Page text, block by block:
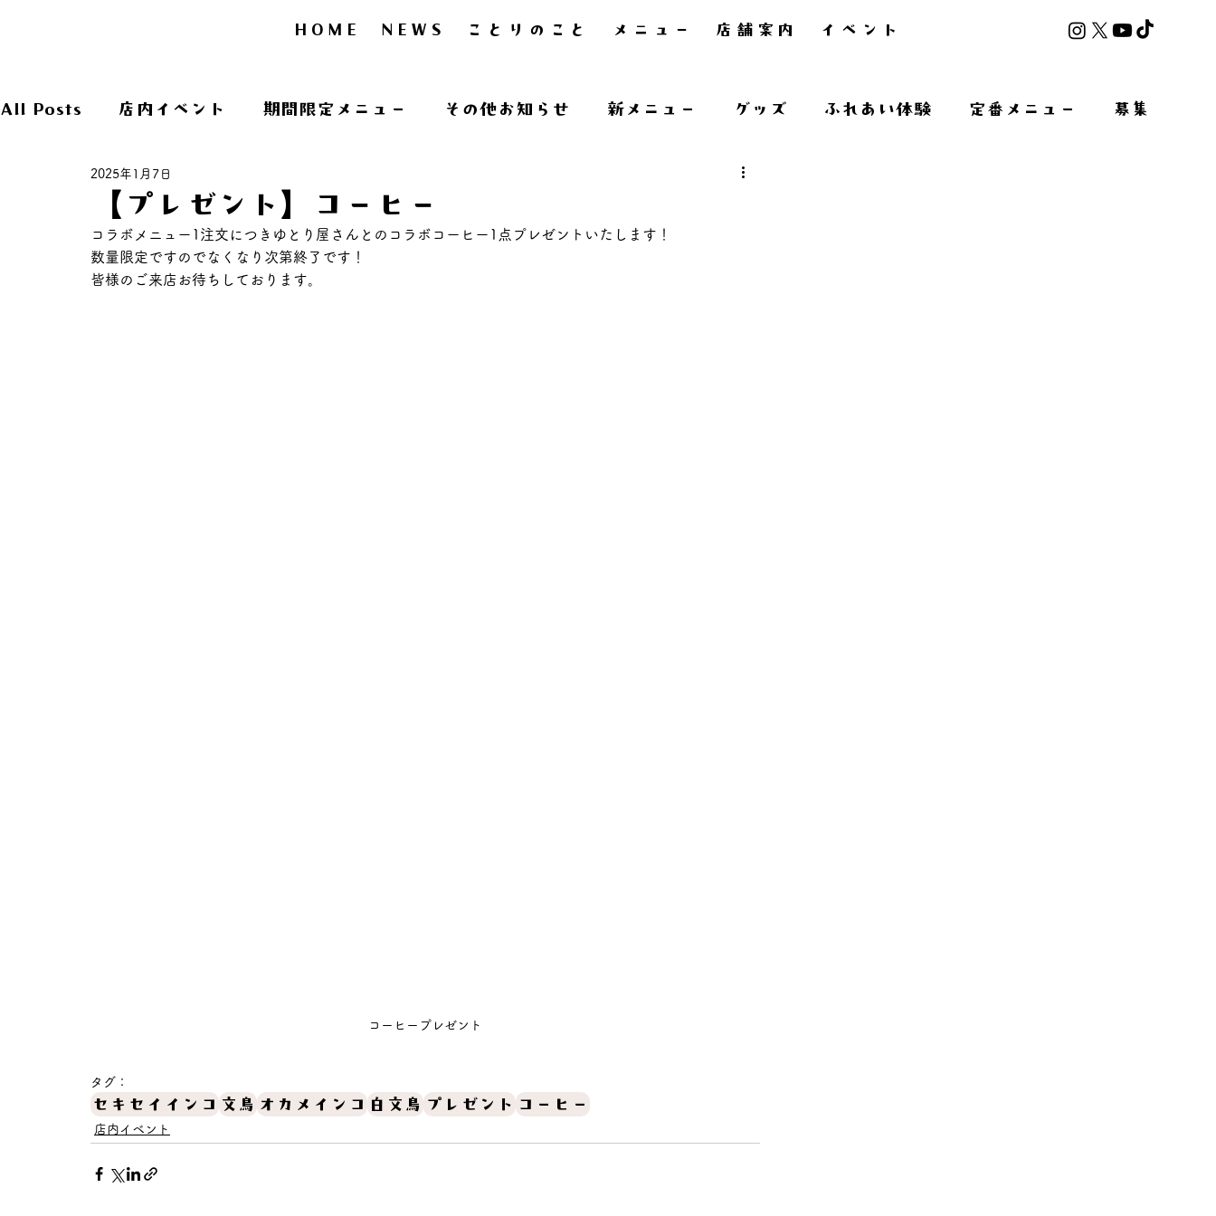
HOME NEWS ことりのこと メニュー 店舗案内 イベント
All Posts 店内イベント 期間限定メニュー その他お知らせ 新メニュー グッズ ふれあい体験 定番メニュー 募集
期間限定メニュー
【プレゼント】コーヒー
2025年1月7日
コラボメニュー1注文につきゆとり屋さんとのコラボコーヒー1点プレゼントいたします！
数量限定ですのでなくなり次第終了です！
皆様のご来店お待ちしております。
コーヒープレゼント
タグ：
セキセイインコ 文鳥 オカメインコ 白文鳥 プレゼント コーヒー
店内イベント